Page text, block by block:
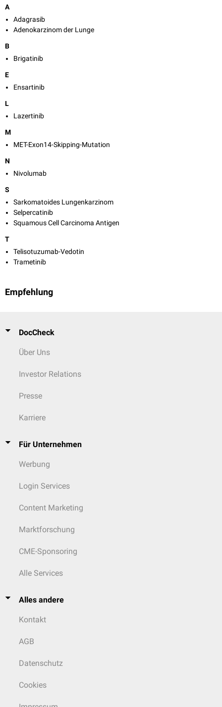
A
Adagrasib
Adenokarzinom der Lunge
B
Brigatinib
E
Ensartinib
L
Lazertinib
M
MET-Exon14-Skipping-Mutation
N
Nivolumab
S
Sarkomatoides Lungenkarzinom
Selpercatinib
Squamous Cell Carcinoma Antigen
T
Telisotuzumab-Vedotin
Trametinib
Empfehlung
DocCheck
Über Uns
Investor Relations
Presse
Karriere
Für Unternehmen
Werbung
Login Services
Content Marketing
Marktforschung
CME-Sponsoring
Alle Services
Alles andere
Kontakt
AGB
Datenschutz
Cookies